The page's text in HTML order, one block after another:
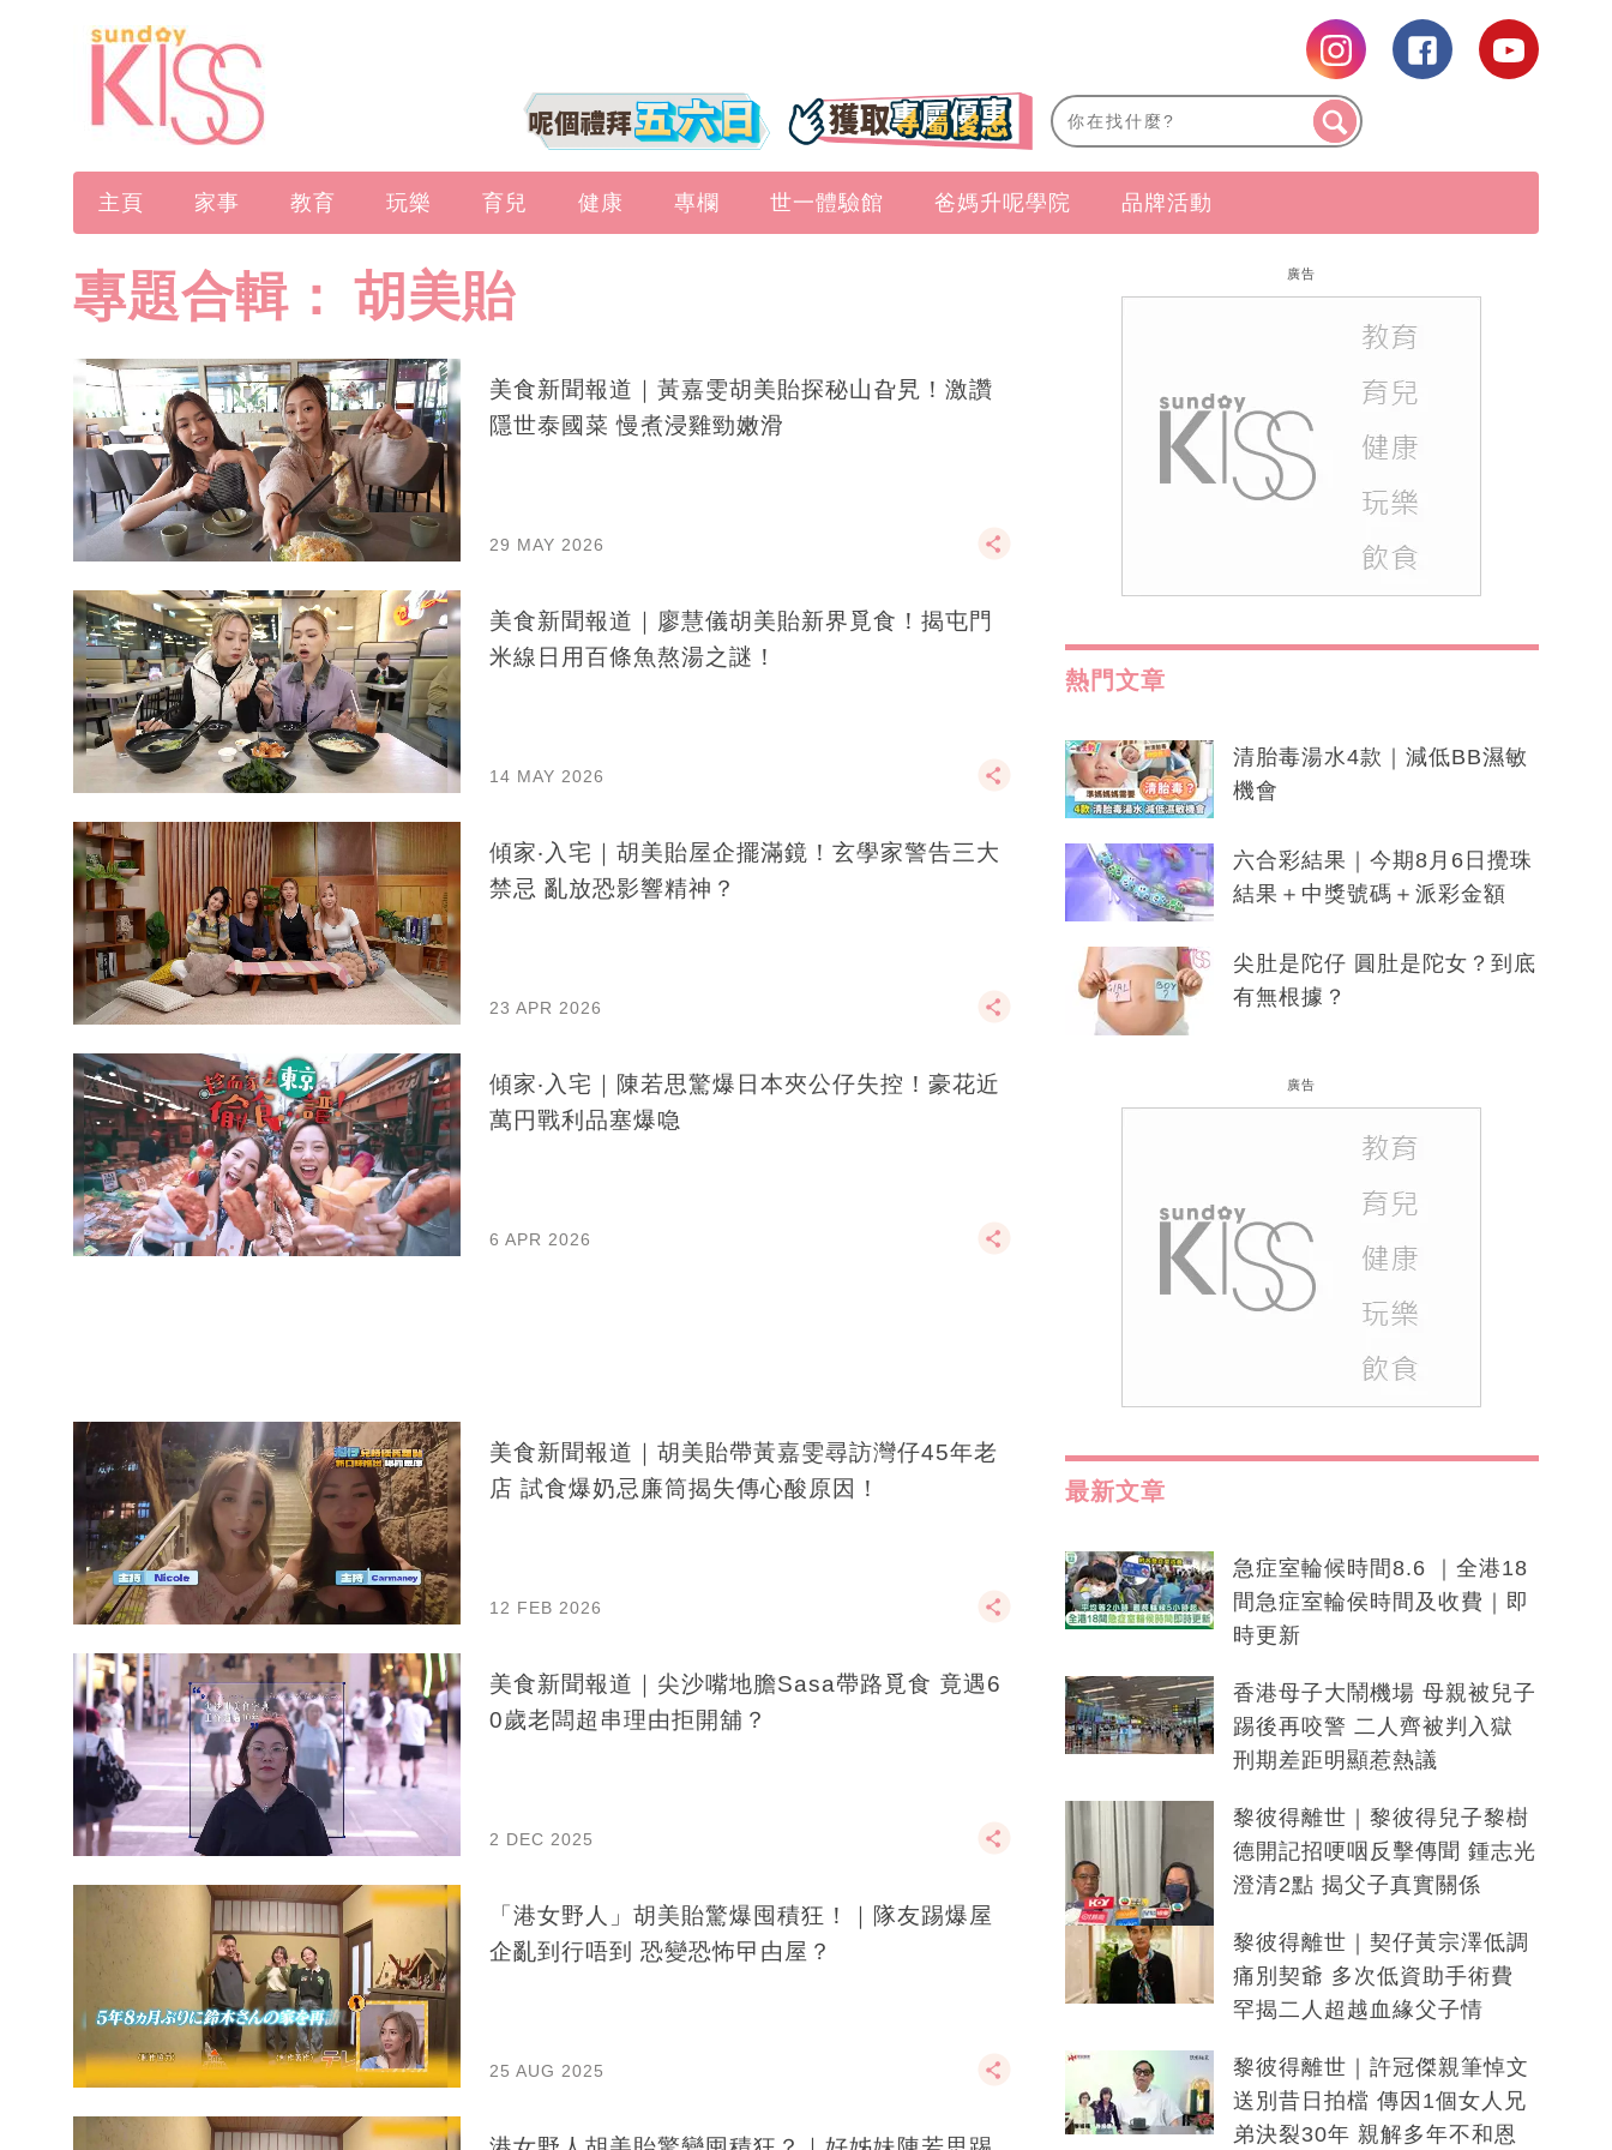
主頁 家事 教育 玩樂 育兒 健康 專欄 世一體驗館 爸媽升呢學院 品牌活動
專題合輯： 胡美貽
美食新聞報道｜黃嘉雯胡美貽探秘山旮旯！激讚
隱世泰國菜 慢煮浸雞勁嫩滑
29 MAY 2026
美食新聞報道｜廖慧儀胡美貽新界覓食！揭屯門
米線日用百條魚熬湯之謎！
14 MAY 2026
傾家‧入宅｜胡美貽屋企擺滿鏡！玄學家警告三大
禁忌 亂放恐影響精神？
23 APR 2026
傾家‧入宅｜陳若思驚爆日本夾公仔失控！豪花近
萬円戰利品塞爆喼
6 APR 2026
美食新聞報道｜胡美貽帶黃嘉雯尋訪灣仔45年老
店 試食爆奶忌廉筒揭失傳心酸原因！
12 FEB 2026
美食新聞報道｜尖沙嘴地膽Sasa帶路覓食 竟遇6
0歲老闆超串理由拒開舖？
2 DEC 2025
「港女野人」胡美貽驚爆囤積狂！｜隊友踢爆屋
企亂到行唔到 恐變恐怖曱甴屋？
25 AUG 2025
廣告
熱門文章
清胎毒湯水4款｜減低BB濕敏
機會
六合彩結果｜今期8月6日攪珠
結果＋中獎號碼＋派彩金額
尖肚是陀仔 圓肚是陀女？到底
有無根據？
廣告
最新文章
急症室輪候時間8.6 ｜全港18
間急症室輪侯時間及收費｜即
時更新
香港母子大鬧機場 母親被兒子
踢後再咬警 二人齊被判入獄
刑期差距明顯惹熱議
黎彼得離世｜黎彼得兒子黎樹
德開記招哽咽反擊傳聞 鍾志光
澄清2點 揭父子真實關係
黎彼得離世｜契仔黃宗澤低調
痛別契爺 多次低資助手術費
罕揭二人超越血緣父子情
黎彼得離世｜許冠傑親筆悼文
送別昔日拍檔 傳因1個女人兄
弟決裂30年 親解多年不和恩